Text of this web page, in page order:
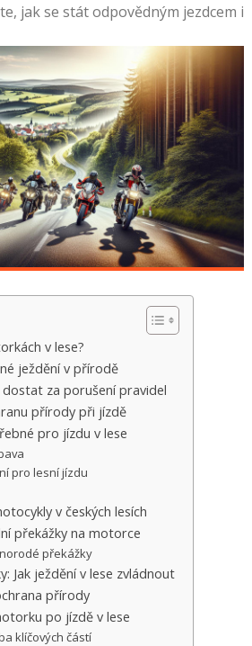
jak se stát odpovědným jezdcem i
v lese?
ježdění v přírodě
za porušení pravidel
přírody při jízdě
pro jízdu v lese
pro lesní jízdu
v českých lesích
překážky na motorce
překážky
Jak ježdění v lese zvládnout
přírody
po jízdě v lese
klíčových částí